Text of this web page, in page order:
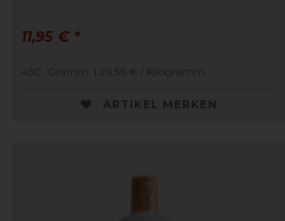
11,95 € *
450 Gramm | 26,56 € / Kilogramm
ARTIKEL MERKEN